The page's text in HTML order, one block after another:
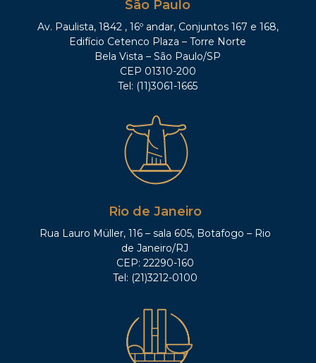
São Paulo
Av. Paulista, 1842 , 16º andar, Conjuntos 167 e 168,
Edifício Cetenco Plaza – Torre Norte
Bela Vista – São Paulo/SP
CEP 01310-200
Tel: (11)3061-1665
Rio de Janeiro
Rua Lauro Müller, 116 – sala 605, Botafogo – Rio
de Janeiro/RJ
CEP: 22290-160
Tel: (21)3212-0100